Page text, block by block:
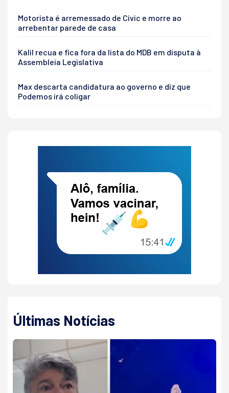
Motorista é arremessado de Civic e morre ao
arrebentar parede de casa
Kalil recua e fica fora da lista do MDB em disputa à
Assembleia Legislativa
Max descarta candidatura ao governo e diz que
Podemos irá coligar
Últimas Notícias